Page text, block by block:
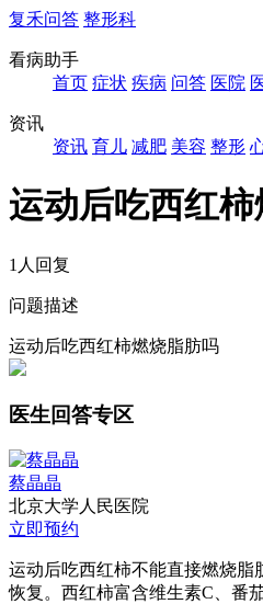
复禾问答 整形科
看病助手
首页 症状 疾病 问答 医院
资讯
资讯 育儿 减肥 美容 整形
运动后吃西红
1人回复
问题描述
运动后吃西红柿燃烧脂肪吗
医生回答专区
蔡晶晶
北京大学人民医院
立即预约
运动后吃西红柿不能直接燃烧脂
恢复。西红柿富含维生素C、番